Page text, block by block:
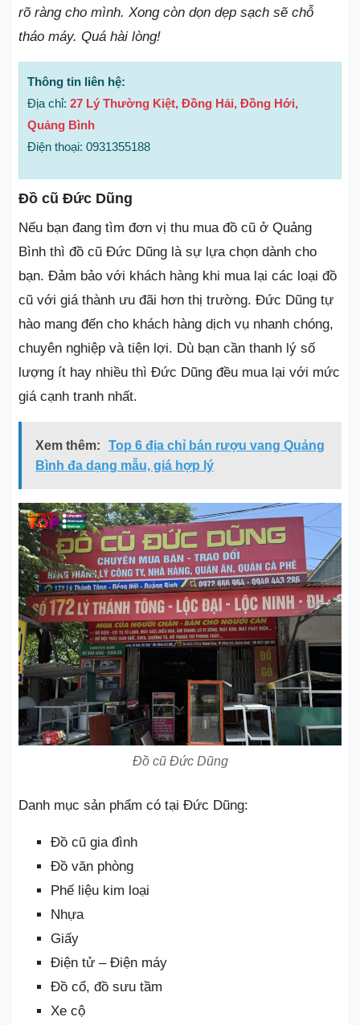
rõ ràng cho mình. Xong còn dọn dẹp sạch sẽ chỗ
tháo máy. Quá hài lòng!
Thông tin liên hệ:
Địa chỉ: 27 Lý Thường Kiệt, Đồng Hải, Đồng Hới,
Quảng Bình
Điện thoại: 0931355188
Đồ cũ Đức Dũng
Nếu bạn đang tìm đơn vị thu mua đồ cũ ở Quảng
Bình thì đồ cũ Đức Dũng là sự lựa chọn dành cho
bạn. Đảm bảo với khách hàng khi mua lại các loại đồ
cũ với giá thành ưu đãi hơn thị trường. Đức Dũng tự
hào mang đến cho khách hàng dịch vụ nhanh chóng,
chuyên nghiệp và tiện lợi. Dù bạn cần thanh lý số
lượng ít hay nhiều thì Đức Dũng đều mua lại với mức
giá cạnh tranh nhất.
Xem thêm:
Top 6 địa chỉ bán rượu vang Quảng
Bình đa dạng mẫu, giá hợp lý
Đồ cũ Đức Dũng
Danh mục sản phẩm có tại Đức Dũng:
Đồ cũ gia đình
Đồ văn phòng
Phế liệu kim loại
Nhựa
Giấy
Điện tử – Điện máy
Đồ cổ, đồ sưu tầm
Xe cộ